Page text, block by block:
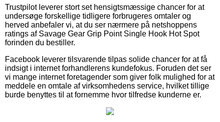
Trustpilot leverer stort set hensigtsmæssige chancer for at
undersøge forskellige tidligere forbrugeres omtaler og
herved anbefaler vi, at du ser nærmere på netshoppens
ratings af Savage Gear Grip Point Single Hook Hot Spot
forinden du bestiller.
Facebook leverer tilsvarende tilpas solide chancer for at få
indsigt i internet forhandlerens kundefokus. Foruden det ser
vi mange internet foretagender som giver folk mulighed for at
meddele en omtale af virksomhedens service, hvilket tillige
burde benyttes til at fornemme hvor tilfredse kunderne er.